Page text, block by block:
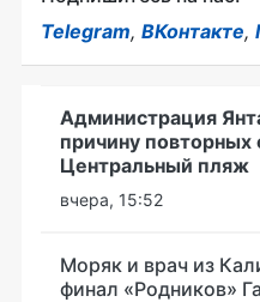
Telegram, ВКонтакте,
Администрация
причину повторных
Центральный пляж
вчера, 15:52
Моряк и врач из
финал «Родников»